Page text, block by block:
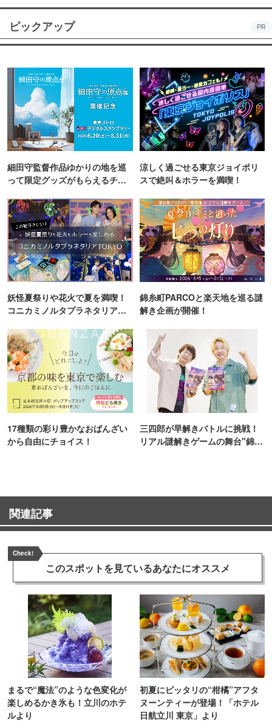
ピックアップ PR
細田守監督作品ゆかりの地を巡
って限定グッズがもらえるチャ
涼しく過ごせる東京ジョイポリ
スで絶叫＆ホラーを満喫！
妖怪夏祭りや花火で夏を満喫！
コニカミノルタプラネタリア
錦糸町PARCOと楽天地を巡る謎
解き企画が開催！
17種類の彩り豊かなおばんざい
から自由にチョイス！
三四郎が早解きバトルに挑戦！
リアル謎解きゲームの舞台"錦糸
関連記事
Check!
このスポットを見ているあなたにオススメ
まるで“魔法”のような色変化が
楽しめるかき氷も！立川のホテ
ルより
初夏にピッタリの“柑橘”アフタ
ヌーンティーが登場！「ホテル
日航立川 東京」より